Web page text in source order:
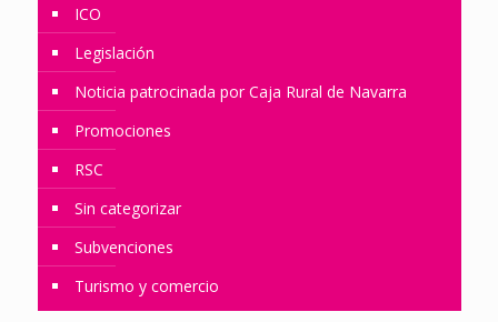
ICO
Legislación
Noticia patrocinada por Caja Rural de Navarra
Promociones
RSC
Sin categorizar
Subvenciones
Turismo y comercio